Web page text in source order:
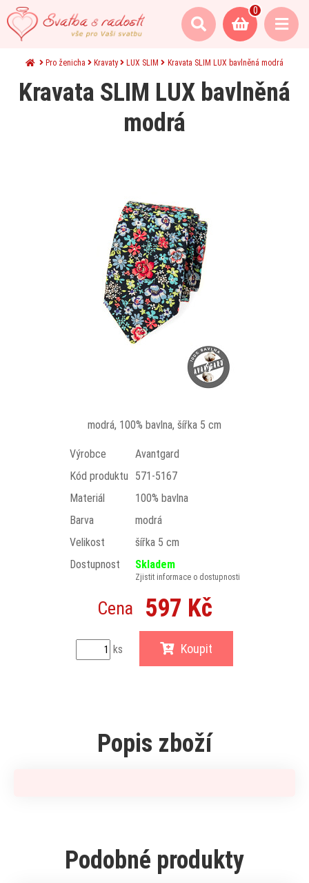
0
Pro ženicha Kravaty LUX SLIM Kravata SLIM LUX bavlněná modrá
Kravata SLIM LUX bavlněná
modrá
modrá, 100% bavlna, šířka 5 cm
Výrobce
Avantgard
Kód produktu
571-5167
Materiál
100% bavlna
Barva
modrá
Velikost
šířka 5 cm
Dostupnost
Skladem
Zjistit informace o dostupnosti
Cena 597 Kč
ks Koupit
Popis zboží
Podobné produkty